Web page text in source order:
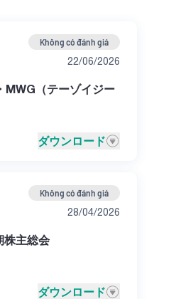
Không có đánh giá
22/06/2026
MWG（テーゾイジー
ダウンロード
Không có đánh giá
28/04/2026
株主総会
ダウンロード